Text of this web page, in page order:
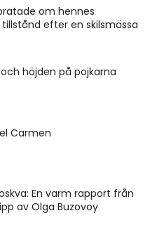
om hennes
efter en skilsmässa
höjden på pojkarna
Carmen
En varm rapport från
av Olga Buzovoy